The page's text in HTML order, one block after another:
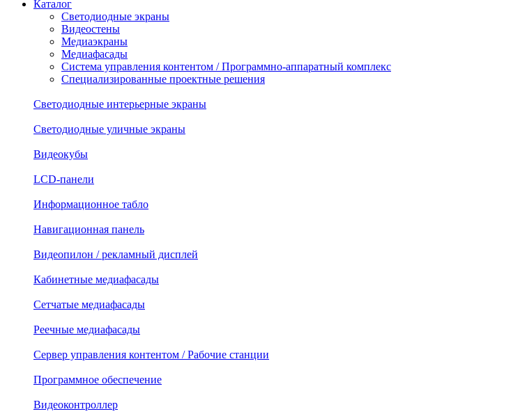
Каталог
Светодиодные экраны
Видеостены
Медиаэкраны
Медиафасады
Система управления контентом / Программно-аппаратный комплекс
Специализированные проектные решения
Светодиодные интерьерные экраны
Светодиодные уличные экраны
Видеокубы
LCD-панели
Информационное табло
Навигационная панель
Видеопилон / рекламный дисплей
Кабинетные медиафасады
Сетчатые медиафасады
Реечные медиафасады
Сервер управления контентом / Рабочие станции
Программное обеспечение
Видеоконтроллер